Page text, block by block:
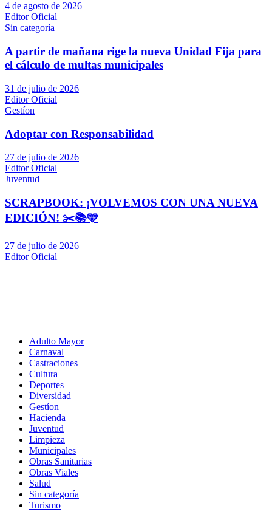
4 de agosto de 2026
Editor Oficial
Sin categoría
A partir de mañana rige la nueva Unidad Fija para
el cálculo de multas municipales
31 de julio de 2026
Editor Oficial
Gestíon
Adoptar con Responsabilidad
27 de julio de 2026
Editor Oficial
Juventud
SCRAPBOOK: ¡VOLVEMOS CON UNA NUEVA
EDICIÓN! ✂️📚🩵
27 de julio de 2026
Editor Oficial
Adulto Mayor
Carnaval
Castraciones
Cultura
Deportes
Diversidad
Gestíon
Hacienda
Juventud
Limpieza
Municipales
Obras Sanitarias
Obras Viales
Salud
Sin categoría
Turismo